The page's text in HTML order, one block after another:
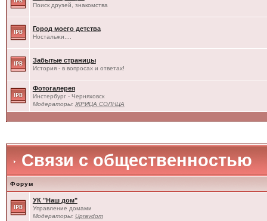
Поиск друзей, знакомства
Город моего детства
Ностальжи....
Забытые страницы
История - в вопросах и ответах!
Фотогалерея
Инстербург - Черняховск
Модераторы: ЖРИЦА СОЛНЦА
Связи с общественностью
Форум
УК "Наш дом"
Управление домами
Модераторы: Upravdom